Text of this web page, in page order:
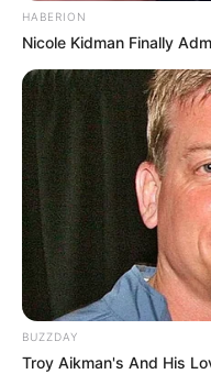
Nyimas Ratu Rafa
Salshabilla Adriani
HABERION
Nicole Kidman Finally
BUZZDAY
Troy Aikman's And His